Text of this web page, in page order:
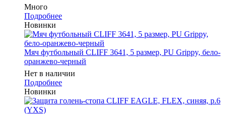
Много
Подробнее
Новинки
Мяч футбольный CLIFF 3641, 5 размер, PU Grippy, бело-
оранжево-черный
Нет в наличии
Подробнее
Новинки